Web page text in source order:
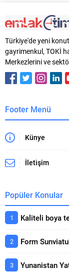
veya villa sözleşme
belirleniyor. Böylece
aylık ödemeler, tapu
zamanı ve vade
Türkiye'de yeni
gayrimenkul, TOKİ
Merkezlerini ve
Footer Menü
Künye
İletişim
Popüler Konular
Kaliteli boya
Form
Yunanistan